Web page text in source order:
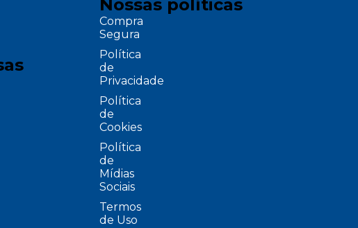
Nossas políticas
Compra
Segura
Política
de
Privacidade
Política
de
Cookies
Política
de
Mídias
Sociais
Termos
de Uso